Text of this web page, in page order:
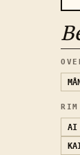
AI